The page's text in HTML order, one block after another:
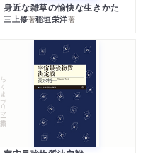
身近な雑草の愉快な生きかた
三上修著稲垣栄洋著
ちくまプリマー新書